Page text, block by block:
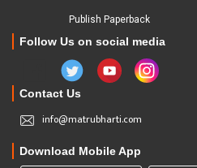
Publish Paperback
Follow Us on social media
Contact Us
info@matrubharti.com
Download Mobile App